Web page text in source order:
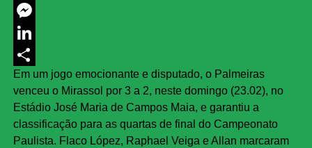
Twitter
Messenger
LinkedIn
Share
Em um jogo emocionante e disputado, o Palmeiras
venceu o Mirassol por 3 a 2, neste domingo (23.02), no
Estádio José Maria de Campos Maia, e garantiu a
classificação para as quartas de final do Campeonato
Paulista. Flaco López, Raphael Veiga e Allan marcaram